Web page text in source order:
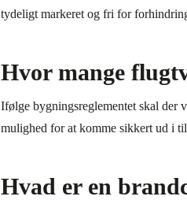
tydeligt markeret og fri for
Hvor mange
Ifølge bygningsreglementet skal der
mulighed for at komme sikkert ud i
Hvad er en